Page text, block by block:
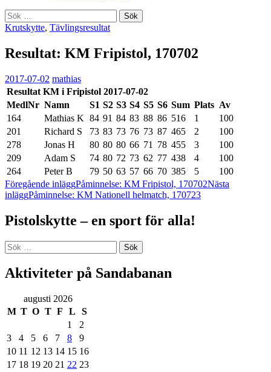
Sök
efter:
Krutskytte, Tävlingsresultat
Resultat: KM Fripistol, 170702
2017-07-02 mathias
Resultat KM i Fripistol 2017-07-02
MedlNr Namn S1 S2 S3 S4 S5 S6 Sum Plats Av
164
Mathias K 84 91 84 83 88 86 516 1
100
201
Richard S 73 83 73 76 73 87 465 2
100
278
Jonas H 80 80 80 66 71 78 455 3
100
209
Adam S 74 80 72 73 62 77 438 4
100
264
Peter B 79 50 63 57 66 70 385 5 100
Inläggsnavigering
Föregående inläggPåminnelse: KM Fripistol, 170702Nästa
inläggPåminnelse: KM Nationell helmatch, 170723
Pistolskytte – en sport för alla!
Sök
efter:
Aktiviteter på Sandabanan
augusti 2026
M T O T F L
S
1
2
3
4 5 6 7 8
9
10 11 12 13 14 15 16
17 18 19 20 21 22 23